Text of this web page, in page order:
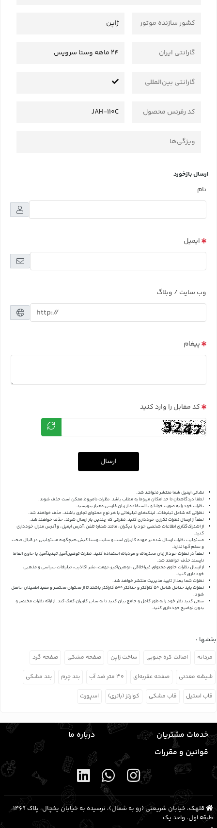
کشور سازنده موتور ژاپن
گارانتی ایران 24 ماهه وستا سرویس
گارانتی بین‌المللی
کد رفرنس محصول JAH-110C
ویژگی‌ها
ارسال بازخورد
نام
ایمیل
وب سایت / وبلاگ
پیغام
کد مقابل را وارد کنید
ارسال
نشانی ایمیل شما منتشر نخواهد شد.
لطفا دیدگاهتان تا حد امکان مربوط به مطلب باشد. نظرات نامربوط ممکن است حذف شوند.
نظرات خود را به صورت خوانا و با استفاده از زبان فارسی معیار بنویسید.
نظراتی که شامل تبلیغات، لینک‌های تبلیغاتی یا هر نوع محتوای تجاری باشند، حذف خواهند شد.
لطفاً از ارسال نظرات تکراری خودداری کنید. نظراتی که چندین بار ارسال شوند، حذف خواهند شد.
از اشتراک‌گذاری اطلاعات شخصی خود یا دیگران، مانند شماره تلفن، آدرس ایمیل، و آدرس منزل خودداری
کنید.
مسئولیت نظرات ارسال شده بر عهده کاربران است و سایت وستا کیش هیچگونه مسئولیتی در قبال صحت
و سقم آنها ندارد.
لطفاً در نظرات خود از زبان محترمانه و مودبانه استفاده کنید. نظرات توهین‌آمیز، تهدیدآمیز، یا حاوی الفاظ
ناپسند حذف خواهند شد.
از ارسال نظرات حاوی محتوای غیراخلاقی، توهین‌آمیز، تهمت، نشر اکاذیب، تبلیغات سیاسی و مذهبی
خودداری کنید.
نظرات شما بعد از تایید مدیریت منتشر خواهد شد.
نظرات باید حداقل شامل 50 کاراکتر و حداکثر 500 کاراکتر باشند تا از محتوای مختصر و مفید اطمینان حاصل
شود.
سعی کنید نظر خود را به طور کامل و جامع بیان کنید تا به سایر کاربران کمک کند.از ارائه نظرات مختصر و
بدون توضیح خودداری کنید.
بخشها :
مردانه اصالت کره جنوبی ساخت ژاپن صفحه مشکی صفحه گرد
شیشه معدنی صفحه عقربه‌ای ۳۰ متر ضد آب بند چرم بند مشکی
قاب استیل قاب مشکی کوارتز (باتری) اسپورت
خدمات مشتریان
درباره ما
قوانین و مقررات
قلهک، خیابان شریعتی (رو به شمال)، نرسیده به خیابان یخچال، پلاک ۱۴۶۹،
طبقه اول، واحد یک